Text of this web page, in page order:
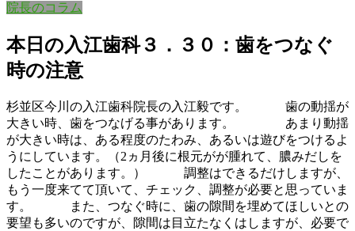
院長のコラム
本日の入江歯科３．３０：歯をつなぐ
時の注意
杉並区今川の入江歯科院長の入江毅です。 歯の動揺が
大きい時、歯をつなげる事があります。 あまり動揺
が大きい時は、ある程度のたわみ、あるいは遊びをつけるよ
うにしています。（2ヵ月後に根元がが腫れて、膿みだしを
したことがあります。） 調整はできるだけしますが、
もう一度来てて頂いて、チェック、調整が必要と思っていま
す。 また、つなぐ時に、歯の隙間を埋めてほしいとの
要望も多いのですが、隙間は目立たなくはしますが、必要で